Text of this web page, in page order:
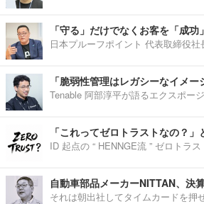
「守る」だけでなくお客を「成
日本プルーフポイント 代表取締役
「脆弱性管理はレガシーなイメ
Tenable 阿部淳平が語るエクスポー
「これってゼロトラストなの？
ID 起点の “ HENNGE流 ” ゼロトラ
自動車部品メーカーNITTAN、決
それは朝出社してタイムカードを